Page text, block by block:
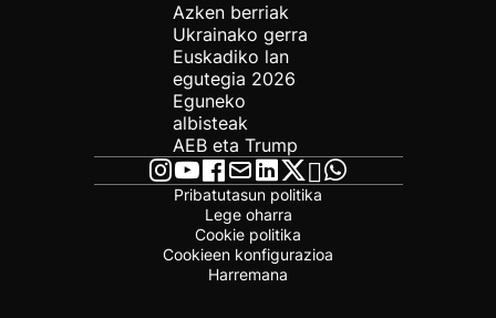
Azken berriak
Ukrainako gerra
Euskadiko lan
egutegia 2026
Eguneko
albisteak
AEB eta Trump
Pribatutasun politika
Lege oharra
Cookie politika
Cookieen konfigurazioa
Harremana